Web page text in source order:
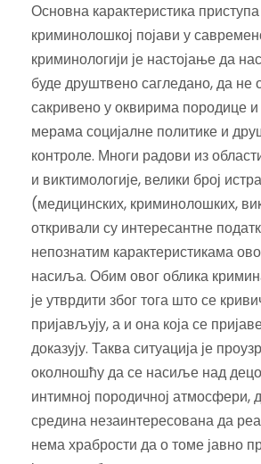
Основна карактеристика приступа
криминолошкој појави у
криминологији је настојање да
буде друштвено сагледано, да не
сакривено у оквирима породице и
мерама социјалне политике и
контроле. Многи радови из
и виктимологије, велики број
(медицинских, криминолошких,
откривали су интересантне
непознатим карактеристикама
насиља. Обим овог облика
је утврдити због тога што се
пријављују, а и она која се
доказују. Таква ситуација је
околношћу да се насиље над
интимној породичној атмосфери,
средина незаинтересована да
нема храбрости да о томе јавно